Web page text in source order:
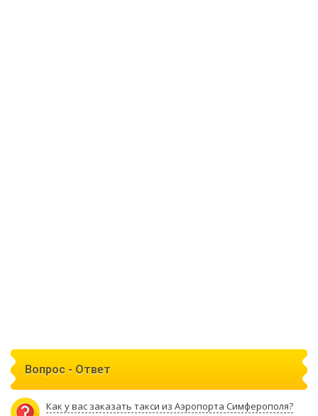
Вопрос - Ответ
Как у вас заказать такси из Аэропорта Симферополя?